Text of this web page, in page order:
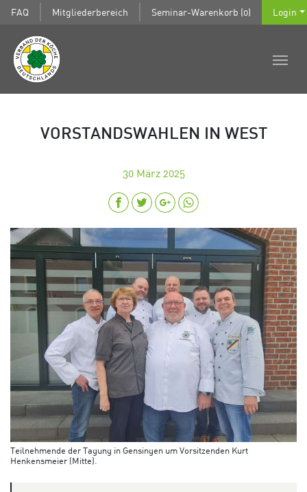
FAQ Mitgliederbereich Seminar-Warenkorb (0) Login
VORSTANDSWAHLEN IN WEST
30 März 2025
Teilnehmende der Tagung in Gensingen um Vorsitzenden Kurt
Henkensmeier (Mitte).